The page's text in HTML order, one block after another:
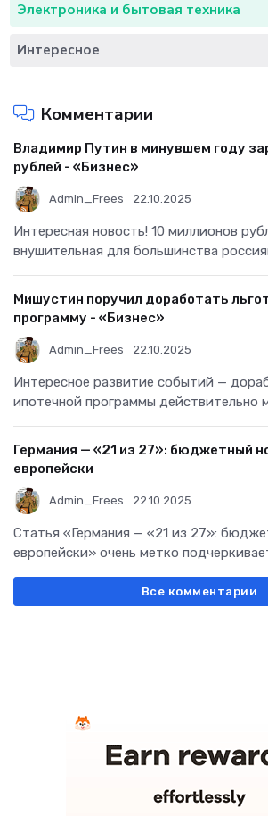
Электроника и бытовая техника
Интересное
Комментарии
Владимир Путин в минувшем году
рублей - «Бизнес»
Admin_Frees 22.10.2025
Интересная новость! 10 миллионов
внушительная для большинства
Мишустин поручил доработать
программу - «Бизнес»
Admin_Frees 22.10.2025
Интересное развитие событий —
ипотечной программы действительно
Германия — «21 из 27»: бюджетный
европейски
Admin_Frees 22.10.2025
Статья «Германия — «21 из 27»:
европейски» очень метко
Все комментарии